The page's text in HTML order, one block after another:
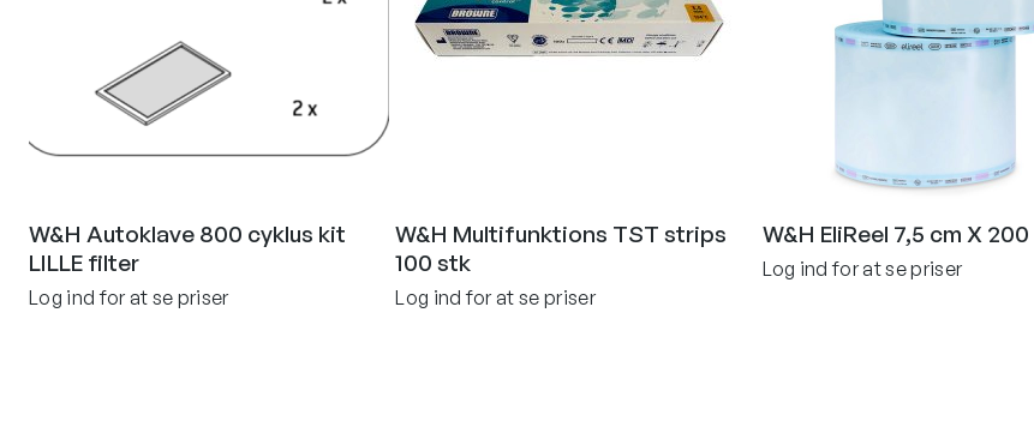
W&H Autoklave 800 cyklus kit
LILLE filter
Log ind for at se priser
W&H Multifunktions TST strips
100 stk
Log ind for at se priser
W&H EliReel 7,5 cm X 200
Log ind for at se priser